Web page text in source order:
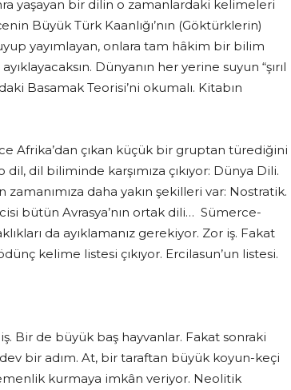
yaşayan bir dilin o zamanlardaki kelimeleri
Büyük Türk Kaanlığı’nın (Göktürklerin)
yayımlayan, onlara tam hâkim bir bilim
Dünyanın her yerine suyun “şırıl
Basamak Teorisi’ni okumalı. Kitabın
Afrika’dan çıkan küçük bir gruptan türediğini
dil biliminde karşımıza çıkıyor: Dünya Dili.
daha yakın şekilleri var: Nostratik.
bütün Avrasya’nın ortak dili… Sümerce-
da ayıklamanız gerekiyor. Zor iş. Fakat
kelime listesi çıkıyor. Ercilasun’un listesi.
Bir de büyük baş hayvanlar. Fakat sonraki
bir adım. At, bir taraftan büyük koyun-keçi
kurmaya imkân veriyor. Neolitik